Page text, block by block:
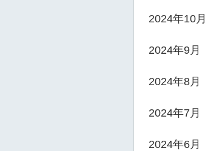
2024年10月
2024年9月
2024年8月
2024年7月
2024年6月